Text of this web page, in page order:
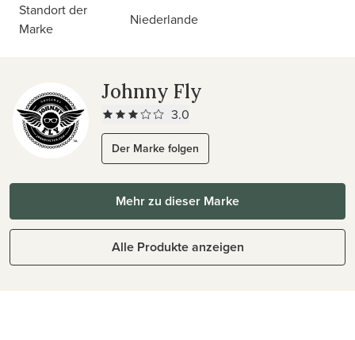
Standort der
Marke
Niederlande
Johnny Fly
3.0
Der Marke folgen
Mehr zu dieser Marke
Alle Produkte anzeigen